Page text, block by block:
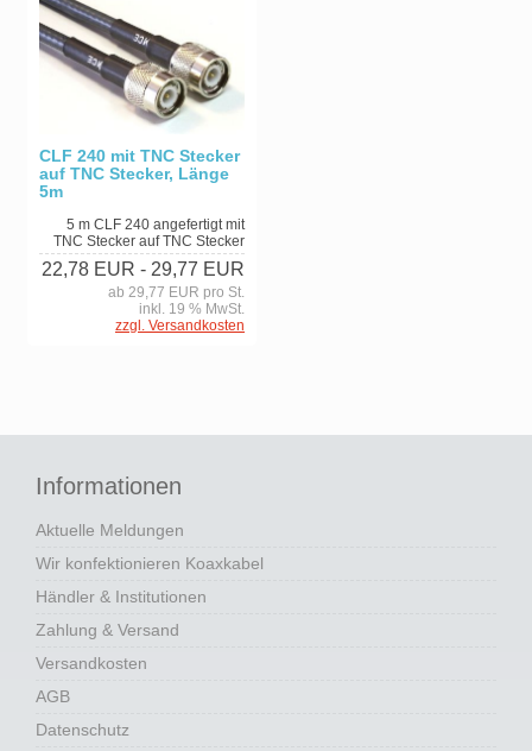
CLF 240 mit TNC Stecker
auf TNC Stecker, Länge
5m
5 m CLF 240 angefertigt mit
TNC Stecker auf TNC Stecker
22,78 EUR - 29,77 EUR
ab 29,77 EUR pro St.
inkl. 19 % MwSt.
zzgl. Versandkosten
Informationen
Aktuelle Meldungen
Wir konfektionieren Koaxkabel
Händler & Institutionen
Zahlung & Versand
Versandkosten
AGB
Datenschutz